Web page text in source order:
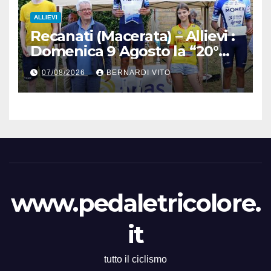
ALLIEVI
Recanati (Macerata) – Allievi :
Domenica 9 Agosto la “20°
Mare e Monti” nelle terre del
grande Poeta Italiano
Giacomo Leopardi
07/08/2026 BERNARDI VITO
www.pedaletricolore.
it
tutto il ciclismo